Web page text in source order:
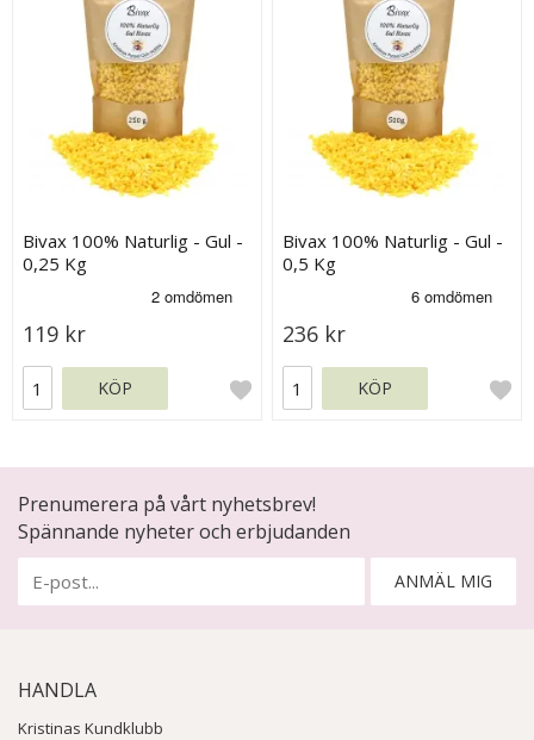
Bivax 100% Naturlig - Gul -
0,25 Kg
119 kr
KÖP
Bivax 100% Naturlig - Gul -
0,5 Kg
236 kr
KÖP
Prenumerera på vårt nyhetsbrev!
Spännande nyheter och erbjudanden
ANMÄL MIG
HANDLA
Kristinas Kundklubb